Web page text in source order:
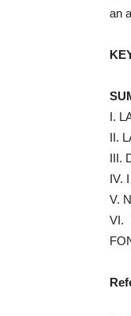
an
I.
II.
III.
IV.
V.
VI.